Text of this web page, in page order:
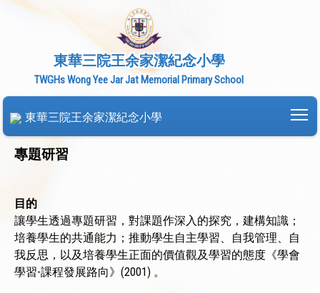
東華三院王余家潔紀念小學
TWGHs Wong Yee Jar Jat Memorial Primary School
東華三院王余家潔紀念小學
專題研習
目的
讓學生透過專題研習，對課題作深入的探究，建構知識；
培養學生的共通能力；推動學生自主學習、自我管理、自
我反思，以及培養學生正面的價值觀及學習的態度《學會
學習-課程發展路向》(2001) 。